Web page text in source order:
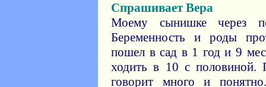
Спрашивает Вера
Моему сынишке через
Беременность и роды
пошел в сад в 1 год и 9
ходить в 10 с половиной.
говорит много и